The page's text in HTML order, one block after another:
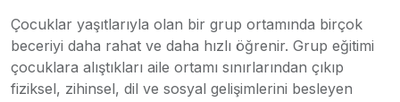
Çocuklar yaşıtlarıyla olan bir grup ortamında birçok
beceriyi daha rahat ve daha hızlı öğrenir. Grup eğitimi
çocuklara alıştıkları aile ortamı sınırlarından çıkıp
fiziksel, zihinsel, dil ve sosyal gelişimlerini besleyen